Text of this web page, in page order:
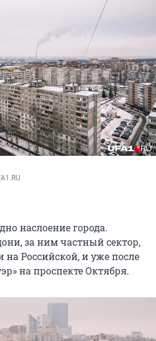
наслоение города.
за ним частный сектор,
Российской, и уже после
на проспекте Октября.